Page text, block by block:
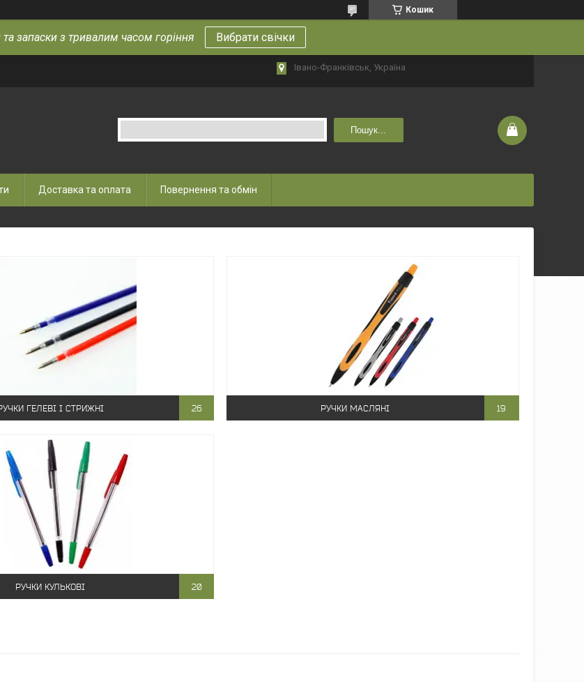
Кошик
та запаски з тривалим часом горіння Вибрати свічки
Івано-Франківськ, Україна
Пошук...
Доставка та оплата Повернення та обмін
ГЕЛЕВІ І СТРИЖНІ 26 РУЧКИ МАСЛЯНІ 19
РУЧКИ КУЛЬКОВІ 20